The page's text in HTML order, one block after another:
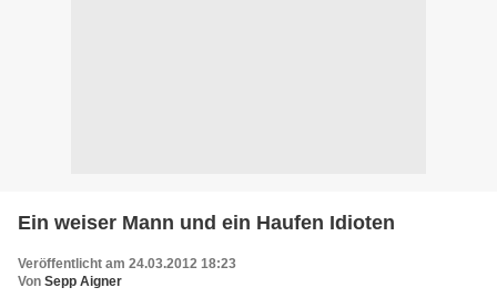
Ein weiser Mann und ein Haufen Idioten
Veröffentlicht am 24.03.2012 18:23
Von Sepp Aigner